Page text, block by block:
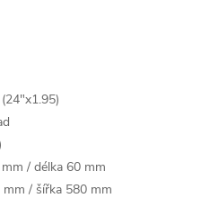
/ délka 60 mm
/ šířka 580 mm